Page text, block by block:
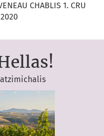
CHABLIS 1. CRU